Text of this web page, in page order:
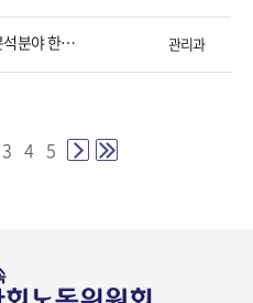
경제사회노동위원회 의제조사 및 분석분야 한시임기제공무원(6호) 채용 공고 관리과
3 4 5